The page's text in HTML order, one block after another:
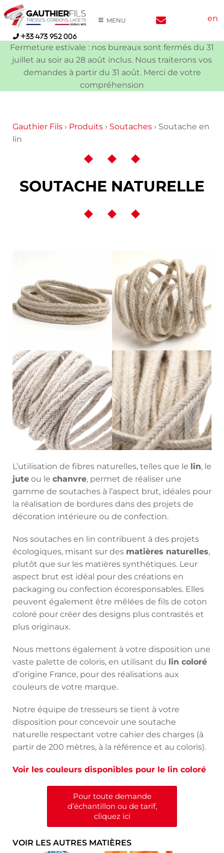
Skip
to
content
+33 473 952 006
MENU en
Fermeture estivale : nos bureaux sont fermés du 31
juillet au soir au 28 août inclus. Nous traiterons vos
demandes à partir du 31 août. Merci de votre
compréhension
Gauthier Fils › Produits › Soutaches › Soutache en
lin
SOUTACHE NATURELLE
L’utilisation de fibres naturelles, telles que le lin, le
jute ou le chanvre, permet de réaliser une
gamme de soutaches à l’aspect brut, idéales pour
la réalisation de bordures dans des projets de
décoration intérieure ou de confection.
Nos soutaches en lin contribuent à des projets
écologiques, misant sur des matières naturelles,
plutôt que sur les matières synthétiques. Leur
aspect brut est idéal pour des créations en
packaging ou confection écoresponsables. Elles
peuvent également être mêlées de fils de coton
coloré pour créer des designs plus contrastés et
plus originaux.
Nous mettons également à votre disposition une
vaste palette de coloris, en utilisant du lin coloré
d’origine France, pour des réalisations aux
couleurs de votre marque.
Notre équipe de tresseurs se tient à votre
disposition pour concevoir une soutache
naturelle respectant votre cahier des charges (à
partir de 200 mètres, à la référence et au coloris).
Voir les couleurs disponibles pour le lin coloré
Pour toute demande
d’échantillon ou de tarif,
cliquez ici
VOIR LES AUTRES MATIÈRES